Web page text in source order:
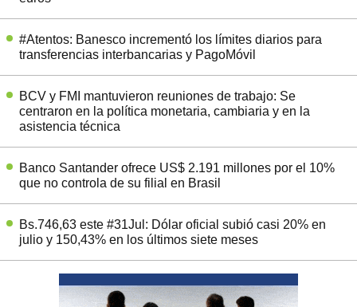
#Atentos: Banesco incrementó los límites diarios para
transferencias interbancarias y PagoMóvil
BCV y FMI mantuvieron reuniones de trabajo: Se
centraron en la política monetaria, cambiaria y en la
asistencia técnica
Banco Santander ofrece US$ 2.191 millones por el 10%
que no controla de su filial en Brasil
Bs.746,63 este #31Jul: Dólar oficial subió casi 20% en
julio y 150,43% en los últimos siete meses